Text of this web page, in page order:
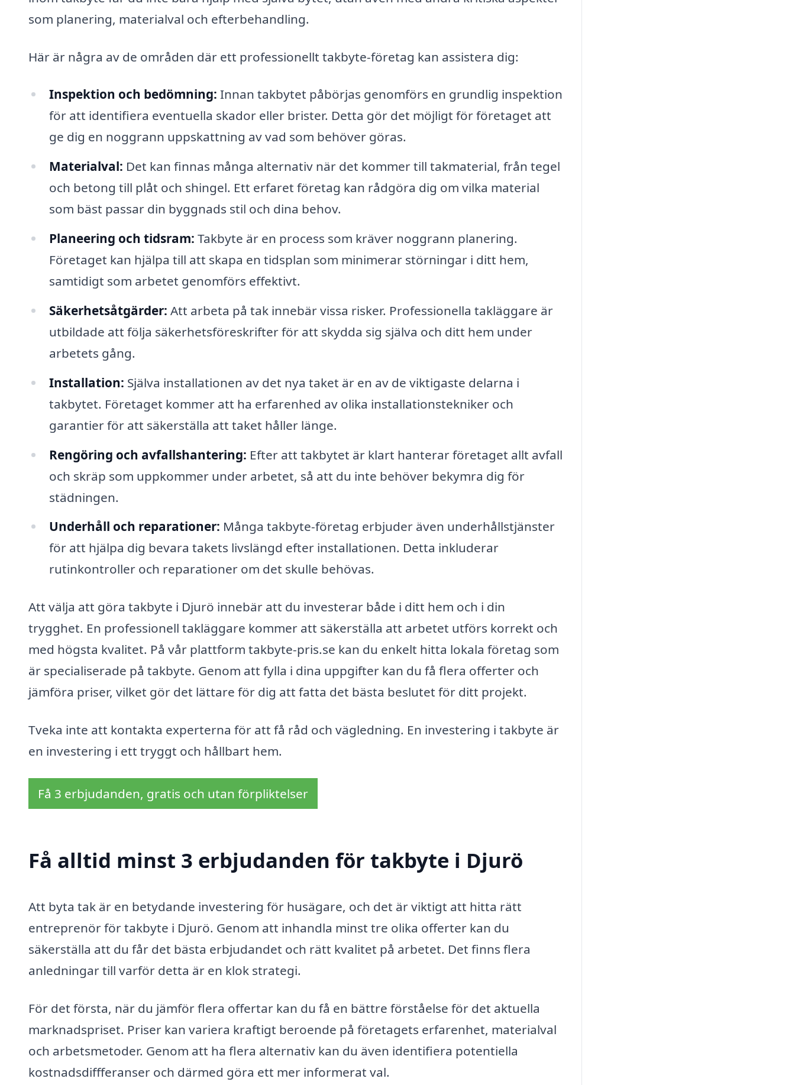
som planering, materialval och efterbehandling.
Här är några av de områden där ett professionellt takbyte-företag kan assistera dig:
Inspektion och bedömning: Innan takbytet påbörjas genomförs en grundlig inspektion
för att identifiera eventuella skador eller brister. Detta gör det möjligt för företaget att
ge dig en noggrann uppskattning av vad som behöver göras.
Materialval: Det kan finnas många alternativ när det kommer till takmaterial, från tegel
och betong till plåt och shingel. Ett erfaret företag kan rådgöra dig om vilka material
som bäst passar din byggnads stil och dina behov.
Planeering och tidsram: Takbyte är en process som kräver noggrann planering.
Företaget kan hjälpa till att skapa en tidsplan som minimerar störningar i ditt hem,
samtidigt som arbetet genomförs effektivt.
Säkerhetsåtgärder: Att arbeta på tak innebär vissa risker. Professionella takläggare är
utbildade att följa säkerhetsföreskrifter för att skydda sig själva och ditt hem under
arbetets gång.
Installation: Själva installationen av det nya taket är en av de viktigaste delarna i
takbytet. Företaget kommer att ha erfarenhed av olika installationstekniker och
garantier för att säkerställa att taket håller länge.
Rengöring och avfallshantering: Efter att takbytet är klart hanterar företaget allt avfall
och skräp som uppkommer under arbetet, så att du inte behöver bekymra dig för
städningen.
Underhåll och reparationer: Många takbyte-företag erbjuder även underhållstjänster
för att hjälpa dig bevara takets livslängd efter installationen. Detta inkluderar
rutinkontroller och reparationer om det skulle behövas.
Att välja att göra takbyte i Djurö innebär att du investerar både i ditt hem och i din
trygghet. En professionell takläggare kommer att säkerställa att arbetet utförs korrekt och
med högsta kvalitet. På vår plattform takbyte-pris.se kan du enkelt hitta lokala företag som
är specialiserade på takbyte. Genom att fylla i dina uppgifter kan du få flera offerter och
jämföra priser, vilket gör det lättare för dig att fatta det bästa beslutet för ditt projekt.
Tveka inte att kontakta experterna för att få råd och vägledning. En investering i takbyte är
en investering i ett tryggt och hållbart hem.
Få 3 erbjudanden, gratis och utan förpliktelser
Få alltid minst 3 erbjudanden för takbyte i Djurö
Att byta tak är en betydande investering för husägare, och det är viktigt att hitta rätt
entreprenör för takbyte i Djurö. Genom att inhandla minst tre olika offerter kan du
säkerställa att du får det bästa erbjudandet och rätt kvalitet på arbetet. Det finns flera
anledningar till varför detta är en klok strategi.
För det första, när du jämför flera offertar kan du få en bättre förståelse för det aktuella
marknadspriset. Priser kan variera kraftigt beroende på företagets erfarenhet, materialval
och arbetsmetoder. Genom att ha flera alternativ kan du även identifiera potentiella
kostnadsdiffferanser och därmed göra ett mer informerat val.